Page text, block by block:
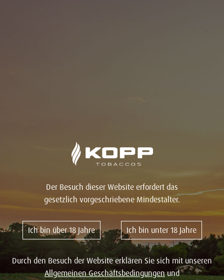
Der Besuch dieser Website erfordert das
gesetzlich vorgeschriebene Mindestalter.
Ich bin über 18 Jahre Ich bin unter 18 Jahre
Durch den Besuch der Website erklären Sie sich mit unseren
Allgemeinen Geschäftsbedingungenund